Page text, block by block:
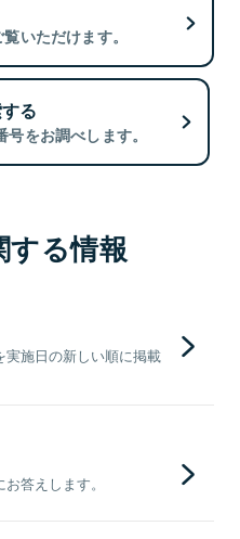
いただけます。
る
をお調べします。
する情報
施日の新しい順に掲載
答えします。